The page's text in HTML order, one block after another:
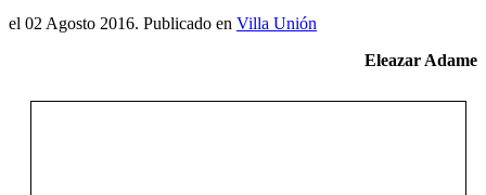
el 02 Agosto 2016. Publicado en Villa Unión
Eleazar Adame